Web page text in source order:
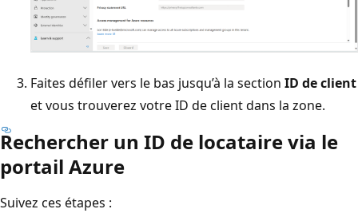
Faites défiler vers le bas jusqu’à la section ID de client
et vous trouverez votre ID de client dans la zone.
Rechercher un ID de locataire via le
portail Azure
Suivez ces étapes :